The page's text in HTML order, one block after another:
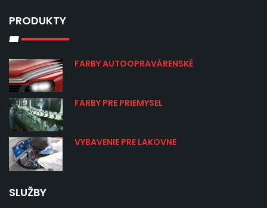
PRODUKTY
FARBY AUTOOPRAVÁRENSKÉ
FARBY PRE PRIEMYSEL
VYBAVENIE PRE LAKOVNE
SLUŽBY